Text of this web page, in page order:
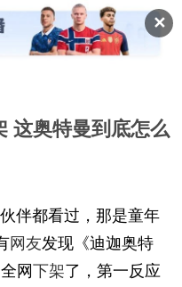
✕
这奥特曼到底怎么
伴都看过，那是童年
网友发现《迪迦奥特
网下架了，第一反应